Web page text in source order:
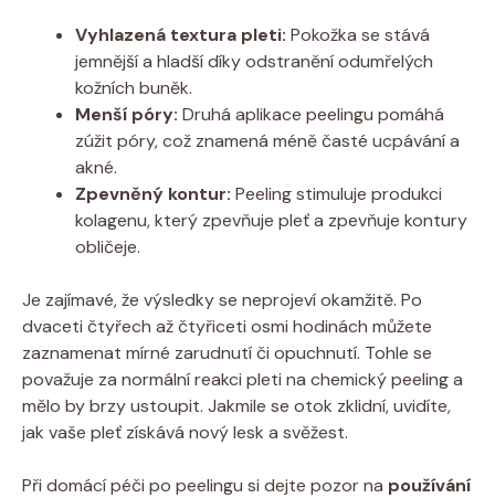
Vyhlazená textura pleti: Pokožka se ​stává⁤
jemnější a hladší díky odstranění odumřelých‌
kožních buněk.
Menší póry: Druhá ‌aplikace ⁢peelingu ⁤pomáhá
zúžit póry,‌ což ‌znamená méně časté⁤ ucpávání a
akné.
Zpevněný kontur: Peeling stimuluje produkci
kolagenu, který zpevňuje pleť a zpevňuje kontury
obličeje.
Je zajímavé,⁣ že výsledky se‍ neprojeví okamžitě.⁤ Po
dvaceti čtyřech až ​čtyřiceti osmi hodinách můžete
zaznamenat mírné zarudnutí‌ či ⁤opuchnutí. Tohle ​se
považuje ​za normální reakci ⁢pleti na chemický peeling a
mělo by‍ brzy ustoupit. Jakmile se ‌otok zklidní, uvidíte,
jak vaše pleť získává nový lesk a svěžest.
Při domácí péči po peelingu ‍si ‍dejte⁤ pozor na používání